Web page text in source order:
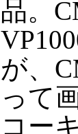
品。
が、
って
コー